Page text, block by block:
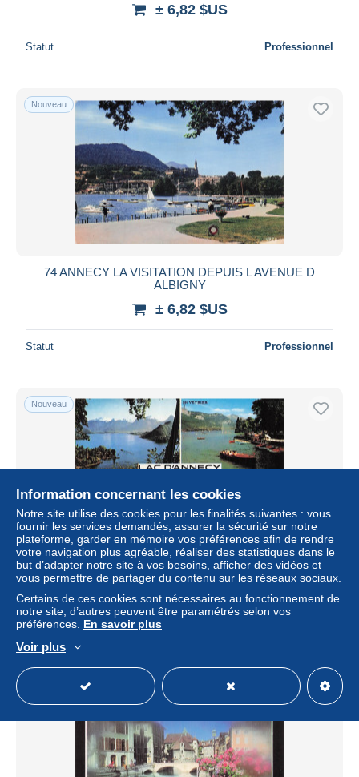
± 6,82 $US
Statut Professionnel
Nouveau
74 ANNECY LA VISITATION DEPUIS L AVENUE D
ALBIGNY
± 6,82 $US
Statut Professionnel
Nouveau
74 ANNECY LAC D ANNECY ET TELEPHERIQUE DU
MONT VEYRIER
± 6,82 $US
Statut
Nouveau
Information concernant les cookies
Notre site utilise des cookies pour les finalités suivantes : vous
fournir les services demandés, assurer la sécurité sur notre
plateforme, garder en mémoire vos préférences afin de rendre
votre navigation plus agréable, réaliser des statistiques dans le
but d’adapter notre site à vos besoins, afficher des vidéos et
vous permettre de partager du contenu sur les réseaux sociaux.
Certains de ces cookies sont nécessaires au fonctionnement de
notre site, d’autres peuvent être paramétrés selon vos
préférences. En savoir plus
Voir plus